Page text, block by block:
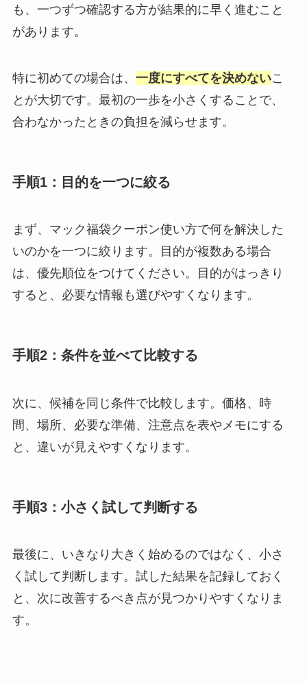
も、一つずつ確認する方が結果的に早く進むこと
があります。
特に初めての場合は、 一度にすべてを決めないこ
とが大切です。最初の一歩を小さくすることで、
合わなかったときの負担を減らせます。
手順1：目的を一つに絞る
まず、マック福袋クーポン使い方で何を解決した
いのかを一つに絞ります。目的が複数ある場合
は、優先順位をつけてください。目的がはっきり
すると、必要な情報も選びやすくなります。
手順2：条件を並べて比較する
次に、候補を同じ条件で比較します。価格、時
間、場所、必要な準備、注意点を表やメモにする
と、違いが見えやすくなります。
手順3：小さく試して判断する
最後に、いきなり大きく始めるのではなく、小さ
く試して判断します。試した結果を記録しておく
と、次に改善するべき点が見つかりやすくなりま
す。